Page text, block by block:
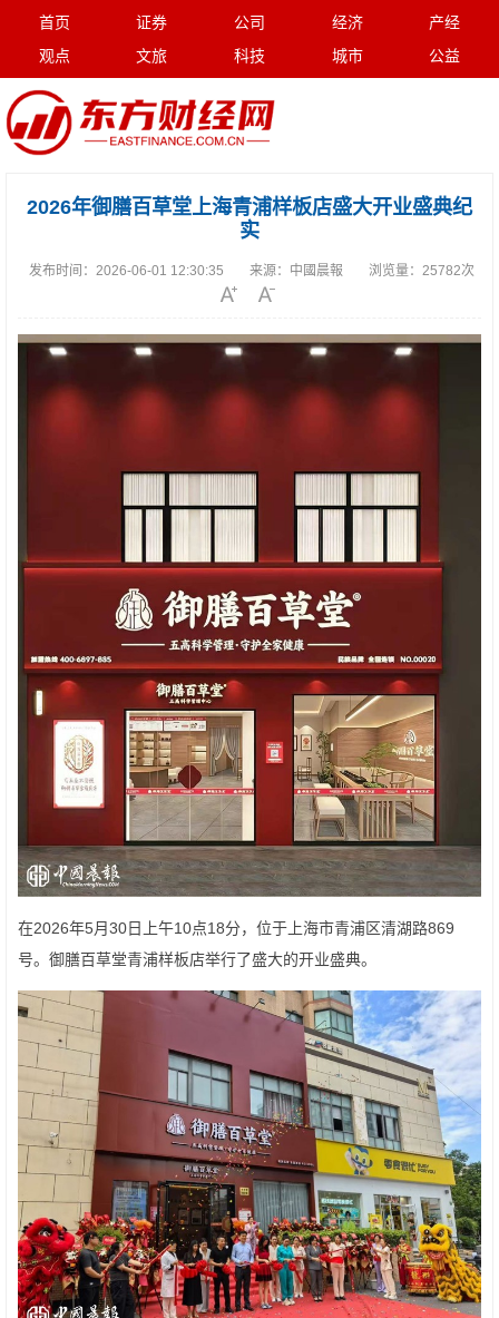
首页 证券 公司 经济
产经
观点
文旅 科技 城市 公益
2026年御膳百草堂上海青浦样板店盛大开业盛典纪
实
发布时间： 2026-06-01 12:30:35 来源： 中國晨報 浏览量： 25782次
在2026年5月30日上午10点18分，位于上海市青浦区清湖路869
号。御膳百草堂青浦样板店举行了盛大的开业盛典。